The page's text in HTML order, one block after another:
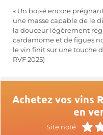
« Un boisé encore
une masse capable de le
la douceur légèrement
cardamome et de figues
le vin finit sur une touche
RVF 2025)
Achetez vos vins
en
Site noté